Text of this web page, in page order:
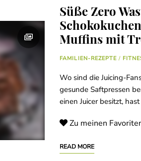
Süße Zero
Muffins mit
FAMILIEN-REZEPTE /
Wo sind die Juicing-
gesunde Saftpressen
einen Juicer besitzt,
Zu meinen
READ MORE